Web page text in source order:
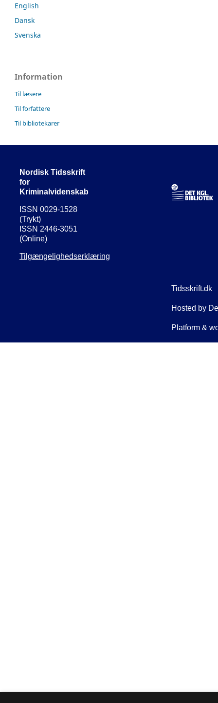
English
Dansk
Svenska
Information
Til læsere
Til forfattere
Til bibliotekarer
Nordisk Tidsskrift
for
Kriminalvidenskab
ISSN 0029-1528
(Trykt)
ISSN 2446-3051
(Online)
Tilgængelighedserklæring